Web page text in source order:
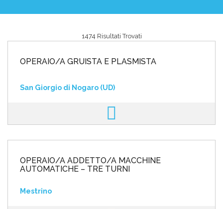
INVIA CV
1474 Risultati Trovati
OPERAIO/A GRUISTA E PLASMISTA
San Giorgio di Nogaro (UD)
OPERAIO/A ADDETTO/A MACCHINE
AUTOMATICHE – TRE TURNI
Mestrino